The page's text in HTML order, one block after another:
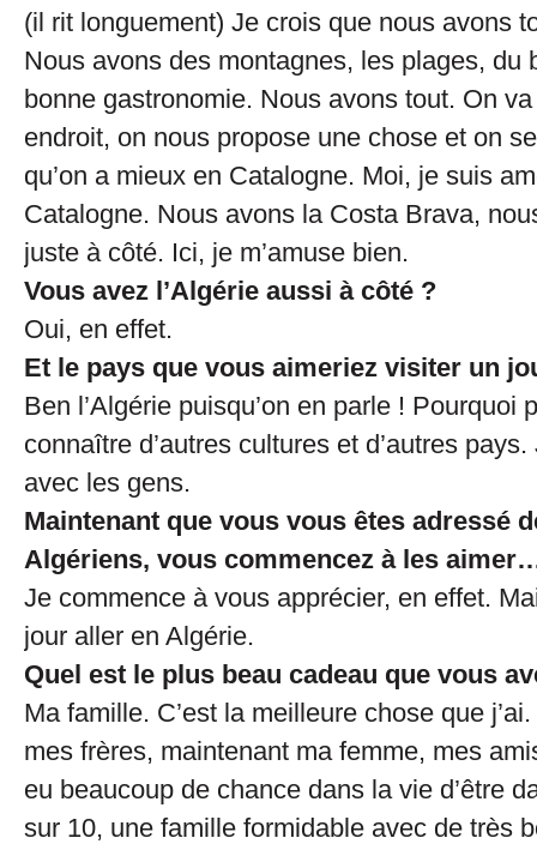
(il rit longuement) Je crois que nous avons
Nous avons des montagnes, les plages, du
bonne gastronomie. Nous avons tout. On
endroit, on nous propose une chose et on
qu’on a mieux en Catalogne. Moi, je suis
Catalogne. Nous avons la Costa Brava,
juste à côté. Ici, je m’amuse bien.
Vous avez l’Algérie aussi à côté ?
Oui, en effet.
Et le pays que vous aimeriez visiter un
Ben l’Algérie puisqu’on en parle ! Pourquoi
connaître d’autres cultures et d’autres pays.
avec les gens.
Maintenant que vous vous êtes adressé
Algériens, vous commencez à les
Je commence à vous apprécier, en effet.
jour aller en Algérie.
Quel est le plus beau cadeau que vous
Ma famille. C’est la meilleure chose que
mes frères, maintenant ma femme, mes
eu beaucoup de chance dans la vie d’être
sur 10, une famille formidable avec de très